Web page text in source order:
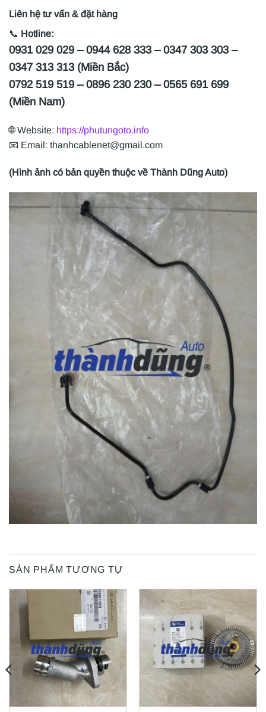
Liên hệ tư vấn & đặt hàng
📞 Hotline:
0931 029 029 – 0944 628 333 – 0347 303 303 –
0347 313 313 (Miền Bắc)
0792 519 519 – 0896 230 230 – 0565 691 699
(Miền Nam)
🌐 Website: https://phutungoto.info
📧 Email: thanhcablenet@gmail.com
(Hình ảnh có bản quyền thuộc về Thành Dũng Auto)
SẢN PHẨM TƯƠNG TỰ